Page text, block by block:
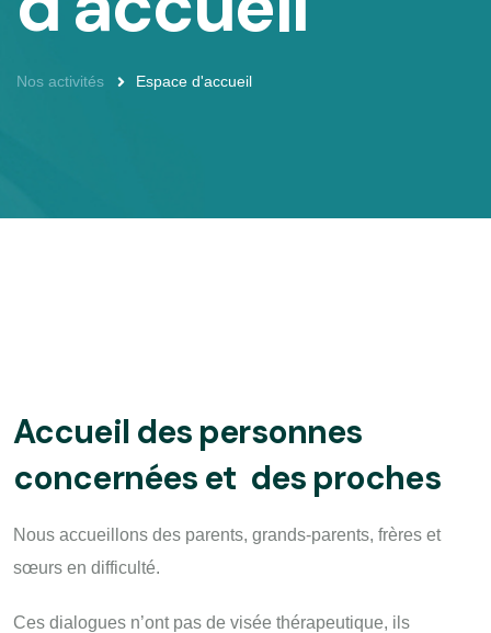
Nos activités Espace d'accueil
Accueil des personnes
concernées et des proches
Nous accueillons des parents, grands-parents, frères et
sœurs en difficulté.
Ces dialogues n’ont pas de visée thérapeutique, ils